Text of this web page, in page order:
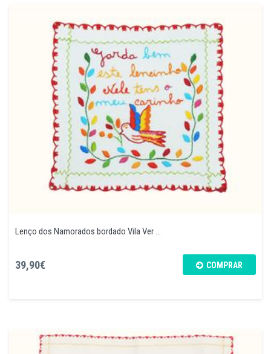
Lenço dos Namorados bordado Vila Ver ...
39,90€ COMPRAR